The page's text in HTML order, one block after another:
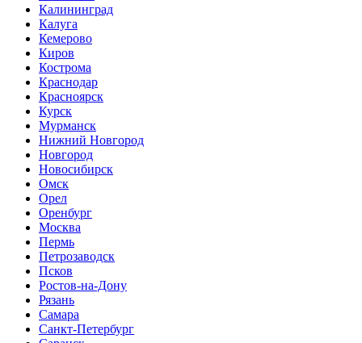
Калининград
Калуга
Кемерово
Киров
Кострома
Краснодар
Красноярск
Курск
Мурманск
Нижний Новгород
Новгород
Новосибирск
Омск
Орел
Оренбург
Москва
Пермь
Петрозаводск
Псков
Ростов-на-Дону
Рязань
Самара
Санкт-Петербург